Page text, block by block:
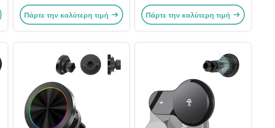
Εύκολη ευθυγράμμιση και
σταθερή σύνδεση
Πάρτε την καλύτερη τιμή
τηλεφώνου αυτοκινήτου
Magsafe Car Mount RGB Φως
Πάρτε την καλύτερη τιμή